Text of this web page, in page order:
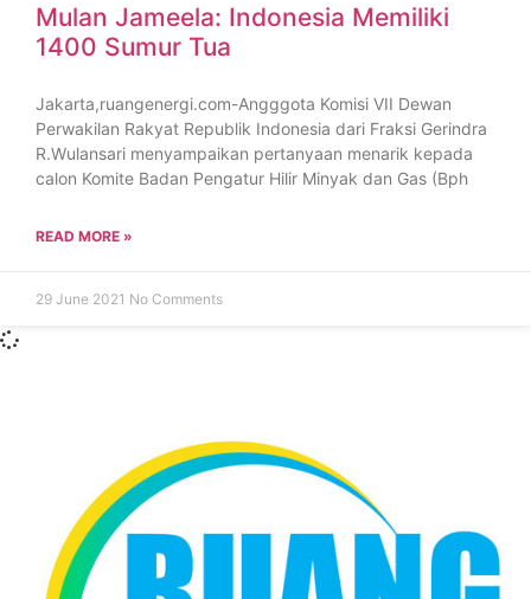
Mulan Jameela: Indonesia Memiliki
1400 Sumur Tua
Jakarta,ruangenergi.com-Angggota Komisi VII Dewan
Perwakilan Rakyat Republik Indonesia dari Fraksi Gerindra
R.Wulansari menyampaikan pertanyaan menarik kepada
calon Komite Badan Pengatur Hilir Minyak dan Gas (Bph
READ MORE »
29 June 2021 No Comments